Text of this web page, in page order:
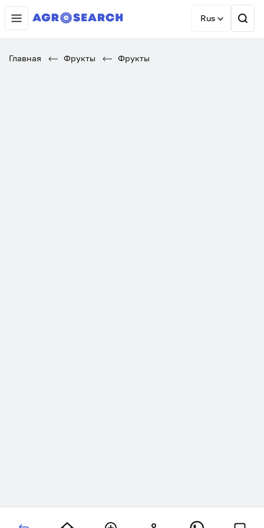
Rus
Главная Фрукты Фрукты